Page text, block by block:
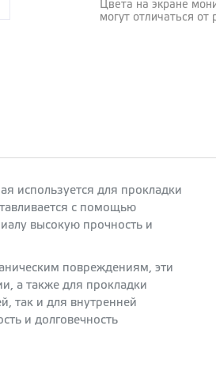
Цвета на экране
могут отличаться от
используется для прокладки
с помощью
высокую прочность и
повреждениям, эти
а также для прокладки
так и для внутренней
и долговечность